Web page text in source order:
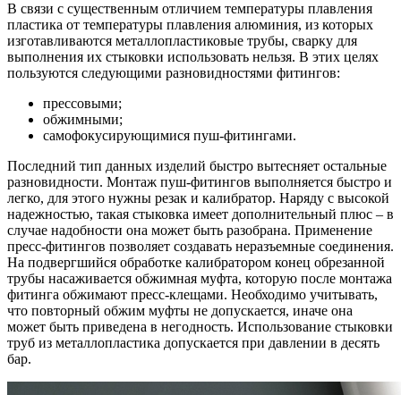
В связи с существенным отличием температуры плавления
пластика от температуры плавления алюминия, из которых
изготавливаются металлопластиковые трубы, сварку для
выполнения их стыковки использовать нельзя. В этих целях
пользуются следующими разновидностями фитингов:
прессовыми;
обжимными;
самофокусирующимися пуш-фитингами.
Последний тип данных изделий быстро вытесняет остальные
разновидности. Монтаж пуш-фитингов выполняется быстро и
легко, для этого нужны резак и калибратор. Наряду с высокой
надежностью, такая стыковка имеет дополнительный плюс – в
случае надобности она может быть разобрана. Применение
пресс-фитингов позволяет создавать неразъемные соединения.
На подвергшийся обработке калибратором конец обрезанной
трубы насаживается обжимная муфта, которую после монтажа
фитинга обжимают пресс-клещами. Необходимо учитывать,
что повторный обжим муфты не допускается, иначе она
может быть приведена в негодность. Использование стыковки
труб из металлопластика допускается при давлении в десять
бар.